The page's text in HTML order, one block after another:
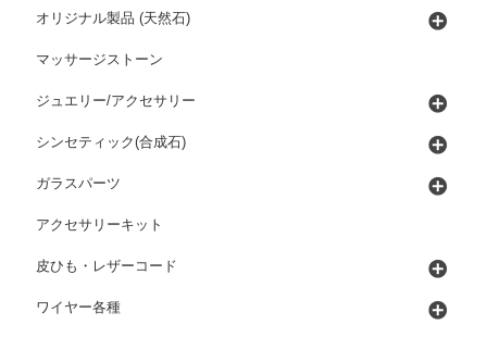
オリジナル製品 (天然石)
マッサージストーン
ジュエリー/アクセサリー
シンセティック(合成石)
ガラスパーツ
アクセサリーキット
皮ひも・レザーコード
ワイヤー各種